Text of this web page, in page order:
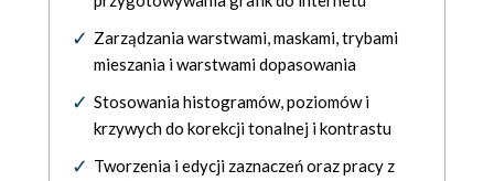
Zarządzania warstwami, maskami, trybami
mieszania i warstwami dopasowania
Stosowania histogramów, poziomów i
krzywych do korekcji tonalnej i kontrastu
Tworzenia i edycji zaznaczeń oraz pracy z